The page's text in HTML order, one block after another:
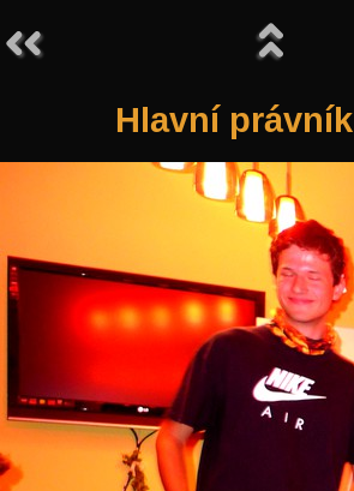
Hlavní právník